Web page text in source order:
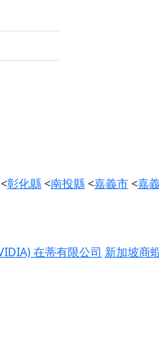
<彰化縣<南投縣<嘉義市<嘉
在蒂有限公司 新加坡商